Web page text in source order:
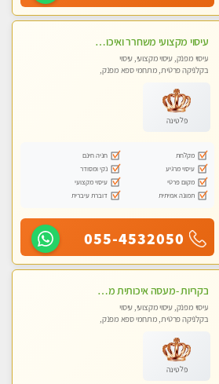
עיסוי מקצועי משחרר ואיכותי והכי טוב בעיר - מרגיע ומפנק
עיסוי מפנק, עיסוי מקצועי, עיסוי
בקלניקה פרטית, מתחמי ספא מפנק,
פלטינה
מקלחת
חניה חינם
עיסוי מרגיע
נקי ומסודר
מקום פרטי
עיסוי מקצועי
תמונה אמיתית
דוברת עיברית
055-4532050
בקריות -מעסה איכותית מקצועית ומפנקת
עיסוי מפנק, עיסוי מקצועי, עיסוי
בקלניקה פרטית, מתחמי ספא מפנק,
פלטינה